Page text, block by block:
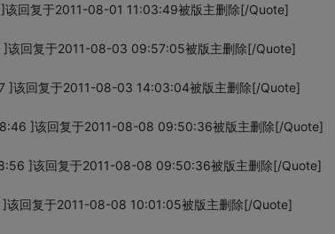
回复于2011-08-01 11:03:49被版主删除[/Quote]
回复于2011-08-03 09:57:05被版主删除[/Quote]
]该回复于2011-08-03 14:03:04被版主删除[/Quote]
]该回复于2011-08-08 09:50:36被版主删除[/Quote]
]该回复于2011-08-08 09:50:36被版主删除[/Quote]
回复于2011-08-08 10:01:05被版主删除[/Quote]